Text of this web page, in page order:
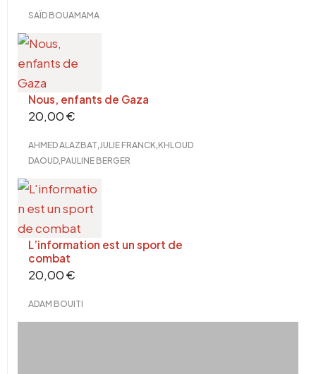
SAÏD BOUAMAMA
Nous, enfants de Gaza
20,00€
AHMED ALAZBAT JULIE FRANCK KHLOUD
DAOUD PAULINE BERGER
L’information est un sport de
combat
20,00€
ADAM BOUITI